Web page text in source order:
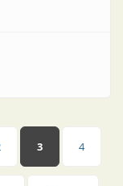
de su
3 4